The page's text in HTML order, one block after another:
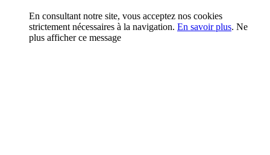
En consultant notre site, vous acceptez nos cookies
strictement nécessaires à la navigation. En savoir plus. Ne
plus afficher ce message